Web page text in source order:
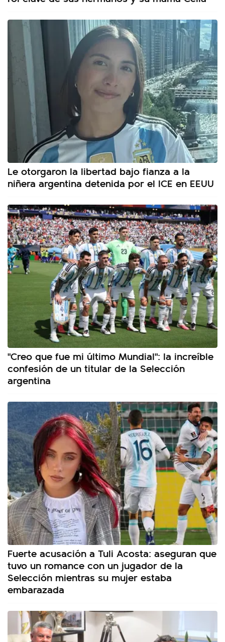
Le otorgaron la libertad bajo fianza a la
niñera argentina detenida por el ICE en EEUU
"Creo que fue mi último Mundial": la increíble
confesión de un titular de la Selección
argentina
Fuerte acusación a Tuli Acosta: aseguran que
tuvo un romance con un jugador de la
Selección mientras su mujer estaba
embarazada